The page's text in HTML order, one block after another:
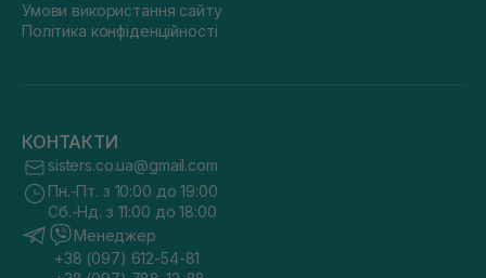
Умови використання сайту
Політика конфіденційності
КОНТАКТИ
sisters.co.ua@gmail.com
Пн.-Пт. з 10:00 до 19:00
Сб.-Нд. з 11:00 до 18:00
Менеджер
+38 (097) 612-54-81